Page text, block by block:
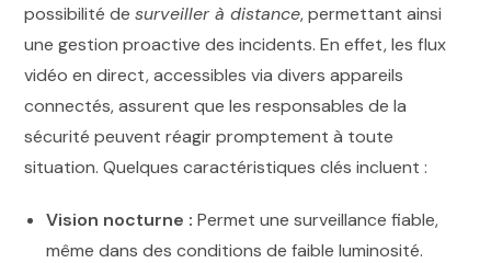
possibilité desurveiller à distance, permettant ainsi
une gestion proactive des incidents. En effet, les flux
vidéo en direct, accessibles via divers appareils
connectés, assurent que les responsables de la
sécurité peuvent réagir promptement à toute
situation. Quelques caractéristiques clés incluent :
Vision nocturne : Permet une surveillance fiable,
même dans des conditions de faible luminosité.